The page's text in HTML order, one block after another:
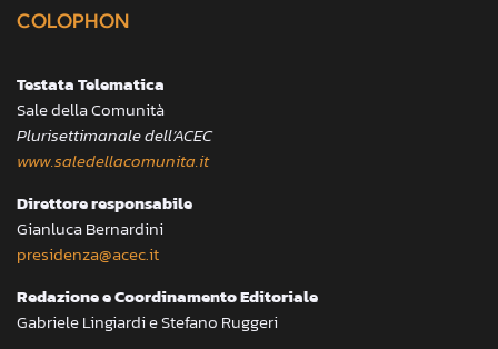
COLOPHON
Testata Telematica
Sale della Comunità
Plurisettimanale dell’ACEC
www.saledellacomunita.it
Direttore responsabile
Gianluca Bernardini
presidenza@acec.it
Redazione e Coordinamento Editoriale
Gabriele Lingiardi e Stefano Ruggeri